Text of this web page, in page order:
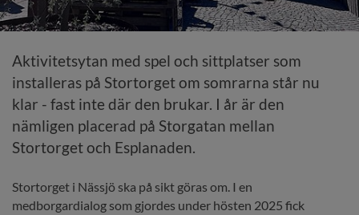
Aktivitetsytan med spel och sittplatser som
installeras på Stortorget om somrarna står nu
klar - fast inte där den brukar. I år är den
nämligen placerad på Storgatan mellan
Stortorget och Esplanaden.
Stortorget i Nässjö ska på sikt göras om. I en
medborgardialog som gjordes under hösten 2025 fick